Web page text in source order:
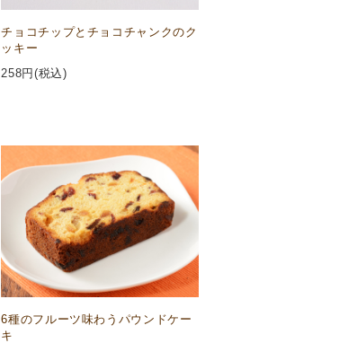
チョコチップとチョコチャンクのク
ッキー
258円(税込)
6種のフルーツ味わうパウンドケー
キ